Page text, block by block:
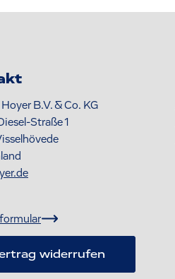
B.V. & Co. KG
Straße 1
widerrufen